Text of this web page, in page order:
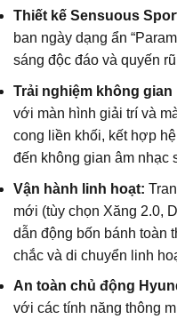
Thiết kế Sensuous
ban ngày dạng ẩn
sáng độc đáo và quyến
Trải nghiệm không gian
với màn hình giải trí và
cong liền khối, kết hợp
đến không gian âm nhạc
Vận hành linh hoạt:
mới (tùy chọn Xăng 2.0,
dẫn động bốn bánh toàn
chắc và di chuyển linh
An toàn chủ động
với các tính năng thông